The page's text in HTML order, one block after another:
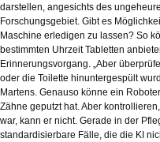
darstellen, angesichts des
Forschungsgebiet. Gibt es
Maschine erledigen zu lassen? So
bestimmten Uhrzeit Tabletten
Erinnerungsvorgang. „Aber
oder die Toilette hinuntergespült
Martens. Genauso könne ein
Zähne geputzt hat. Aber
war, kann er nicht. Gerade in der
standardisierbare Fälle, die die KI